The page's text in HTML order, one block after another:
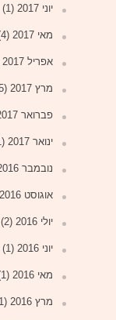
יוני 2017 (1)
מאי 2017 (4)
אפריל 2017
מרץ 2017 (5)
פברואר 2017
ינואר 2017 (1)
נובמבר 2016
אוגוסט 2016
יולי 2016 (2)
יוני 2016 (1)
מאי 2016 (1)
מרץ 2016 (1)